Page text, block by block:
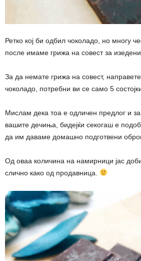
Ретко кој би одбил чоколадо, но многу
после имаме грижа на совест за
За да немате грижа на совест,
чоколадо, потребни ви се само 5
Мислам дека тоа е одличен предлог и за
вашите дечиња, бидејќи секогаш е
да им даваме домашно подготвени
Од оваа количина на намирници јас
слично како од продавница.